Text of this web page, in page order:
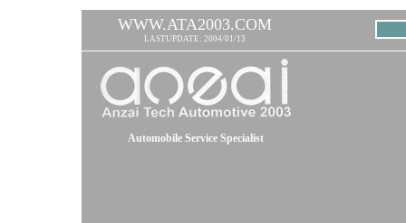
WWW.ATA2003.COM
LASTUPDATE: 2004/01/13
Automobile Service Specialist